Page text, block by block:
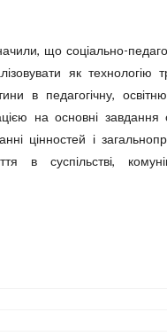
що соціально-
як технологію
в педагогічну,
на основні завдання
цінностей і
в суспільстві,